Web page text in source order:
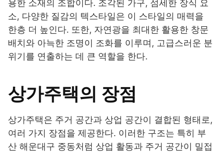
용한 소재의 조합이다. 조각된 가구, 섬세한 장식 요
소, 다양한 질감의 텍스타일은 이 스타일의 매력을
한층 더 높인다. 또한, 자연광을 최대한 활용한 창문
배치와 아늑한 조명이 조화를 이루며, 고급스러운 분
위기를 연출하는 데 큰 역할을 한다.
상가주택의 장점
상가주택은 주거 공간과 상업 공간이 결합된 형태로,
여러 가지 장점을 제공한다. 이러한 구조는 특히 부
산 해운대구 중동처럼 상업 활동과 주거 공간이 밀접